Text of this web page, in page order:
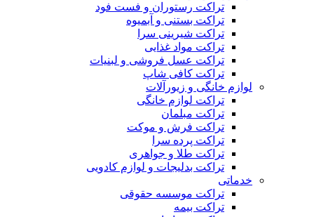
تراکت رستوران و فست فود
تراکت بستنی و آبمیوه
تراکت شیرینی سرا
تراکت مواد غذایی
تراکت عسل فروشی و لبنیات
تراکت کافی شاپ
لوازم خانگی و زیورآلات
تراکت لوازم خانگی
تراکت مبلمان
تراکت فرش و موکت
تراکت پرده سرا
تراکت طلا و جواهری
تراکت بدلیجات و لوازم کادویی
خدماتی
تراکت موسسه حقوقی
تراکت بیمه